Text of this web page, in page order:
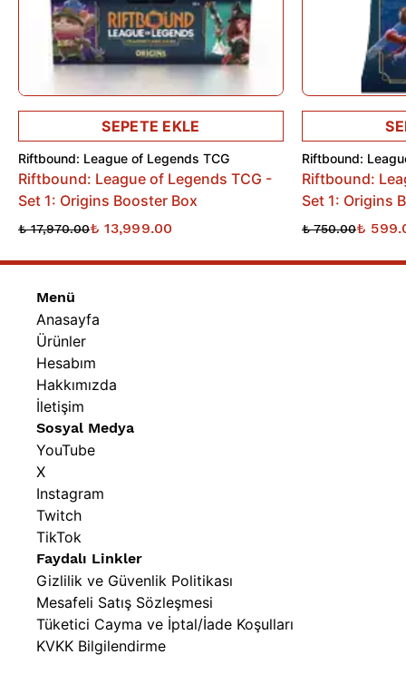
ve geniş bir görsel çeşitlilik sunar!
• İster stratejik bir 1v1’e katıl, ister heyecan verici 2v2
maçlarda, istersen de yüksek tempolu 4 kişilik “free for all”
mücadelelerinde yer al.
• 1 x Paket (Pakette 14 kart)
SEPETE EKLE
Riftbound: League of Legends TCG
Riftbound: League of Legends TCG -
Set 1: Origins Booster Box
₺ 17,970.00₺ 13,999.00
Riftbound:
Riftbound:
Set 1: Origins
₺ 750.00₺
Menü
Anasayfa
Ürünler
Hesabım
Hakkımızda
İletişim
Sosyal Medya
YouTube
X
Instagram
Twitch
TikTok
Faydalı Linkler
Gizlilik ve Güvenlik Politikası
Mesafeli Satış Sözleşmesi
Tüketici Cayma ve İptal/İade Koşulları
KVKK Bilgilendirme